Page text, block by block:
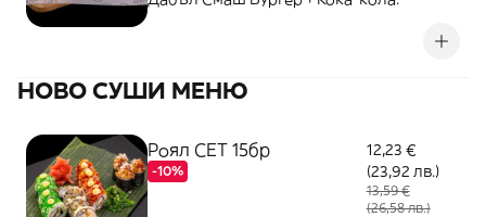
НОВО СУШИ МЕНЮ
Роял СЕТ 15бр
-10%
12,23 €
(23,92 лв.)
13,59 €
(26,58 лв.)